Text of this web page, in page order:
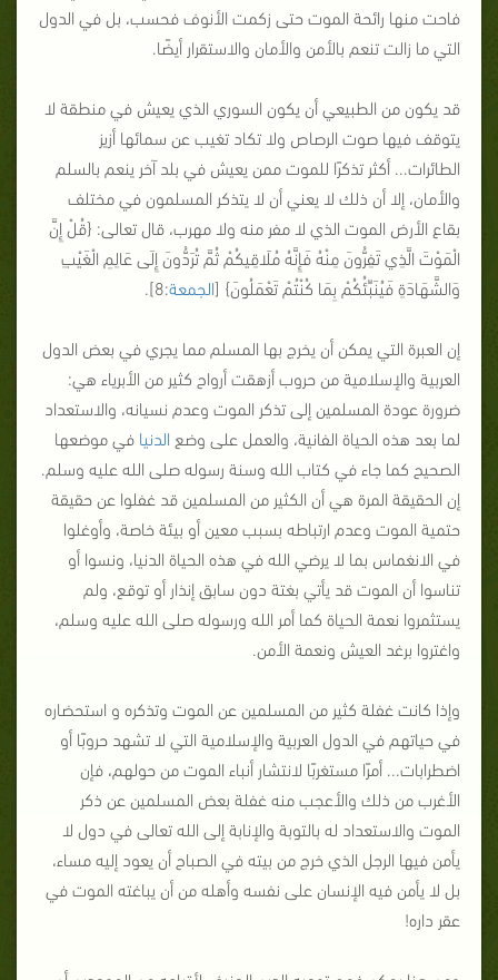
فاحت منها رائحة الموت حتى زكمت الأنوف فحسب، بل في الدول
التي ما زالت تنعم بالأمن والأمان والاستقرار أيضًا.
قد يكون من الطبيعي أن يكون السوري الذي يعيش في منطقة لا
يتوقف فيها صوت الرصاص ولا تكاد تغيب عن سمائها أزيز
الطائرات... أكثر تذكرًا للموت ممن يعيش في بلد آخر ينعم بالسلم
والأمان، إلا أن ذلك لا يعني أن لا يتذكر المسلمون في مختلف
بقاع الأرض الموت الذي لا مفر منه ولا مهرب، قال تعالى: {قُلْ إِنَّ
الْمَوْتَ الَّذِي تَفِرُّونَ مِنْهُ فَإِنَّهُ مُلَاقِيكُمْ ثُمَّ تُرَدُّونَ إِلَى عَالِمِ الْغَيْبِ
وَالشَّهَادَةِ فَيُنَبِّئُكُمْ بِمَا كُنْتُمْ تَعْمَلُونَ} [الجمعة:8].
إن العبرة التي يمكن أن يخرج بها المسلم مما يجري في بعض الدول
العربية والإسلامية من حروب أزهقت أرواح كثير من الأبرياء هي:
ضرورة عودة المسلمين إلى تذكر الموت وعدم نسيانه، والاستعداد
لما بعد هذه الحياة الفانية، والعمل على وضع الدنيا في موضعها
الصحيح كما جاء في كتاب الله وسنة رسوله صلى الله عليه وسلم.
إن الحقيقة المرة هي أن الكثير من المسلمين قد غفلوا عن حقيقة
حتمية الموت وعدم ارتباطه بسبب معين أو بيئة خاصة، وأوغلوا
في الانغماس بما لا يرضي الله في هذه الحياة الدنيا، ونسوا أو
تناسوا أن الموت قد يأتي بغتة دون سابق إنذار أو توقع، ولم
يستثمروا نعمة الحياة كما أمر الله ورسوله صلى الله عليه وسلم،
واغتروا برغد العيش ونعمة الأمن.
وإذا كانت غفلة كثير من المسلمين عن الموت وتذكره و استحضاره
في حياتهم في الدول العربية والإسلامية التي لا تشهد حروبًا أو
اضطرابات... أمرًا مستغربًا لانتشار أنباء الموت من حولهم، فإن
الأغرب من ذلك والأعجب منه غفلة بعض المسلمين عن ذكر
الموت والاستعداد له بالتوبة والإنابة إلى الله تعالى في دول لا
يأمن فيها الرجل الذي خرج من بيته في الصباح أن يعود إليه مساء،
بل لا يأمن فيه الإنسان على نفسه وأهله من أن يباغته الموت في
عقر داره!